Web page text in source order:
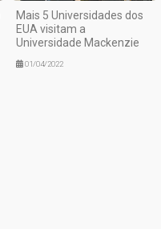
Mais 5 Universidades dos
EUA visitam a
Universidade Mackenzie
01/04/2022